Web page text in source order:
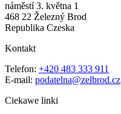
náměstí 3. května 1
468 22 Železný Brod
Republika Czeska
Kontakt
Telefon: +420 483 333 911
E-mail: podatelna@zelbrod.cz
Ciekawe linki